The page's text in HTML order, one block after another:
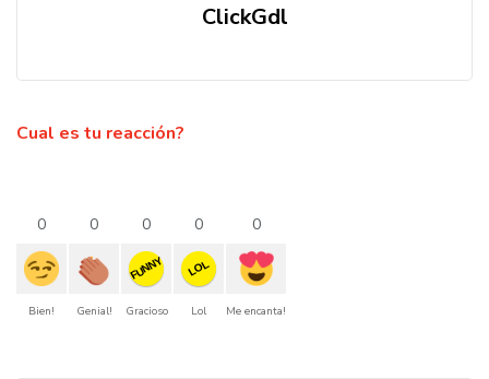
ClickGdl
Cual es tu reacción?
0
Bien!
0
Genial!
0
FUNNY
Gracioso
0
LOL
Lol
0
Me encanta!